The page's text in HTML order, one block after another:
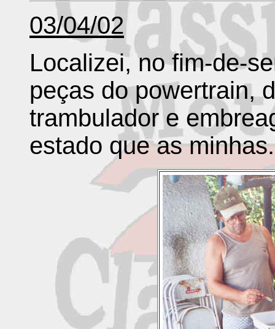
03/04/02
Localizei, no fim-de-
peças do powertrain,
trambulador e
estado que as minhas.